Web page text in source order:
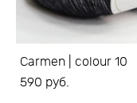
Carmen | colour 10
590 pуб.